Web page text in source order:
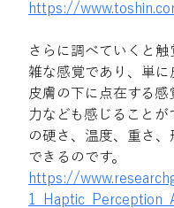
https://
さらに調べていくと
雑な感覚であり、単に
皮膚の下に点在する
力なども感じること
の硬さ、温度、重さ
できるのです。
https://